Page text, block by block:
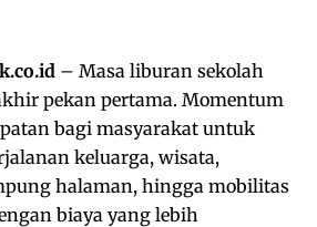
– Masa liburan sekolah
pekan pertama. Momentum
bagi masyarakat untuk
keluarga, wisata,
halaman, hingga mobilitas
biaya yang lebih